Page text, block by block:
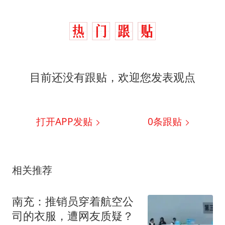
目前还没有跟贴，欢迎您发表观点
打开APP发贴 0条跟贴
相关推荐
南充：推销员穿着航空公
司的衣服，遭网友质疑？